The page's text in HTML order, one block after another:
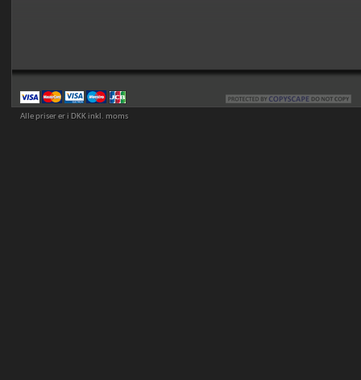
Alle priser er i DKK inkl. moms